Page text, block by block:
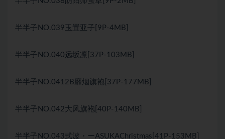
半半子NO.039玉置亚子[9P-4MB]
半半子NO.040远坂凛[37P-103MB]
半半子NO.0412B靡烟旗袍[37P-177MB]
半半子NO.042大凤旗袍[40P-140MB]
半半子NO.043式波・ーASUKAChristmas[41P-153MB]